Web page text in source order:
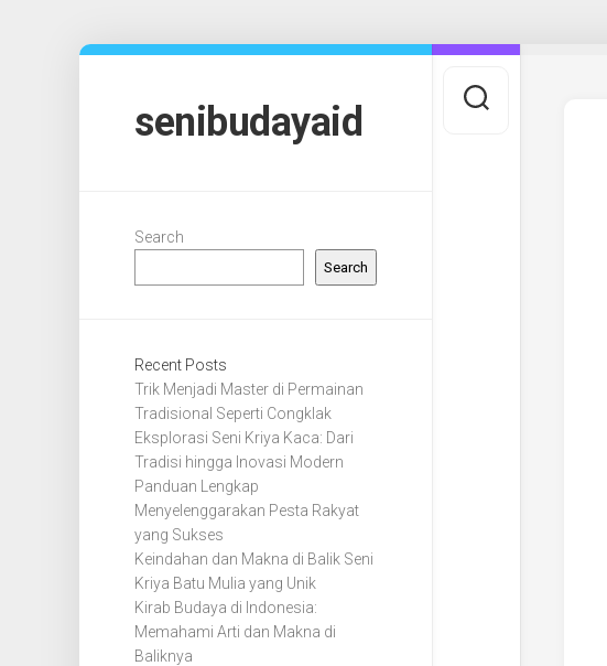
senibudayaid
Search
Search
Recent Posts
Trik Menjadi Master di Permainan
Tradisional Seperti Congklak
Eksplorasi Seni Kriya Kaca: Dari
Tradisi hingga Inovasi Modern
Panduan Lengkap
Menyelenggarakan Pesta Rakyat
yang Sukses
Keindahan dan Makna di Balik Seni
Kriya Batu Mulia yang Unik
Kirab Budaya di Indonesia:
Memahami Arti dan Makna di
Baliknya